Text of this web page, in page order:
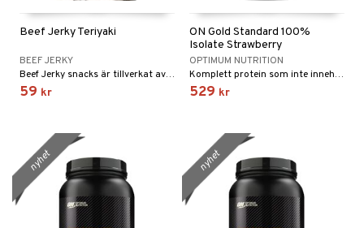
Beef Jerky Teriyaki
BEEF JERKY
Beef Jerky snacks är tillverkat av finaste nötkött, Teriyaki är medel stark med en orientalisk touch.
59 kr
ON Gold Standard 100%
Isolate Strawberry
OPTIMUM NUTRITION
Komplett protein som inte innehåller mer än 0,3 g socker, 0,4 g fett och 83 % protein per portion.
529 kr
nyhet nyhet